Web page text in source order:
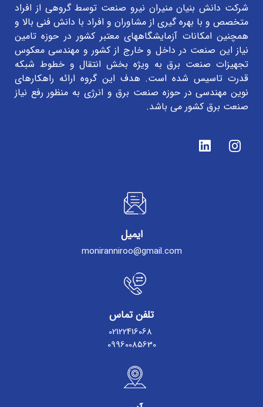
شرکت دانش بنیان منیران نیرو صنعت توسط گروهی از افراد
متخصص و با بهره گیری از مشاوران و افراد با دانش فنی بالا و
همچنین امکانات آزمایشگاههای معتبر کشور در حوزه تامین
نیاز این صنعت در داخل و خارج از کشور و مهندسی معکوس
تجهیزات صنعت برق به ویژه بخش انتقال و خطوط شبکه
قدرت تاسیس شده است. هدف این گروه ارائه راهکارهای
نوین مهندسی در حوزه صنعت برق و انرژی به منظور رفع نیاز
صنعت برق کشور می باشد.
ایمیل
moniranniroo@gmail.com
تلفن تماس
02122416068
09960085630